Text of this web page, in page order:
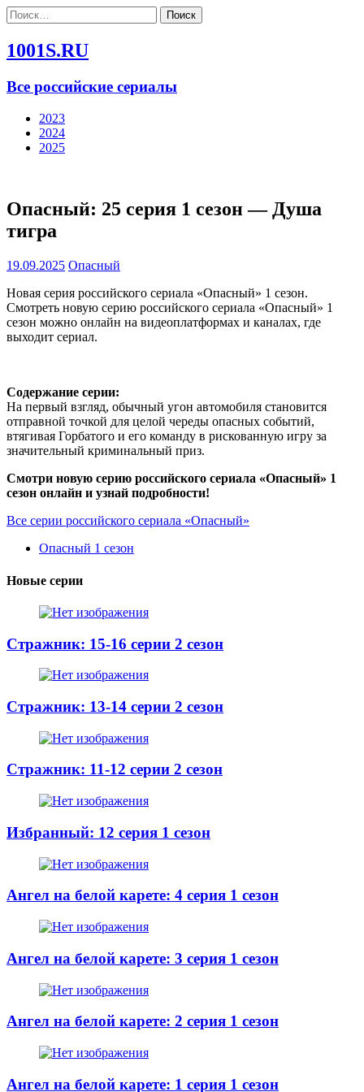
Найти:
1001S.RU
Все российские сериалы
2023
2024
2025
Опасный: 25 серия 1 сезон — Душа
тигра
19.09.2025 Опасный
Новая серия российского сериала «Опасный» 1 сезон.
Смотреть новую серию российского сериала «Опасный» 1
сезон можно онлайн на видеоплатформах и каналах, где
выходит сериал.
Содержание серии:
На первый взгляд, обычный угон автомобиля становится
отправной точкой для целой череды опасных событий,
втягивая Горбатого и его команду в рискованную игру за
значительный криминальный приз.
Смотри новую серию российского сериала «Опасный» 1
сезон онлайн и узнай подробности!
Все серии российского сериала «Опасный»
Опасный 1 сезон
Новые серии
Стражник: 15-16 серии 2 сезон
Стражник: 13-14 серии 2 сезон
Стражник: 11-12 серии 2 сезон
Избранный: 12 серия 1 сезон
Ангел на белой карете: 4 серия 1 сезон
Ангел на белой карете: 3 серия 1 сезон
Ангел на белой карете: 2 серия 1 сезон
Ангел на белой карете: 1 серия 1 сезон